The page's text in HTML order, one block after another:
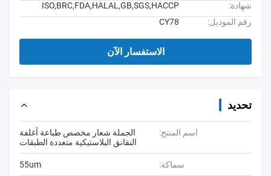
شهادة:
ISO,BRC,FDA,HALAL,GB,SGS,HACCP
رقم الموديل:
CY78
الاستفسار الآن
تحديد
اسم المنتج:
الجملة شعار مخصص طباعة أغلفة
النقانق البلاستيكية متعددة الطبقات
سماكة: 55um